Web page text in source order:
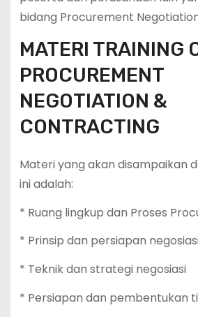
bidang Procurement
MATERI TRAINING
PROCUREMENT
NEGOTIATION &
CONTRACTING
Materi yang akan disampaikan
ini adalah:
* Ruang lingkup dan Proses
* Prinsip dan persiapan
* Teknik dan strategi negosiasi
* Persiapan dan pembentukan